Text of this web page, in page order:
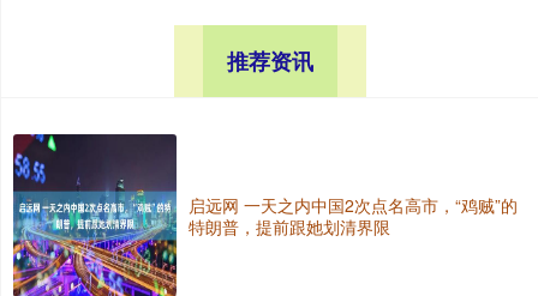
推荐资讯
启远网 一天之内中国2次点名高市，“鸡贼”的
特朗普，提前跟她划清界限